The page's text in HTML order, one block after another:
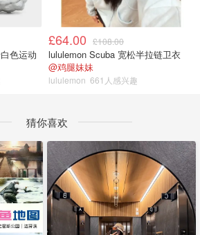
色运动
£64.00 £108.00
lululemon Scuba 宽松半拉链卫衣
@鸡腿妹妹
lululemon 661人感兴趣
猜你喜欢